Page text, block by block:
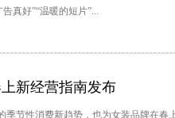
真好”“温暖的短片”...
新经营指南发布
节性消费新趋势，也为女装品牌在